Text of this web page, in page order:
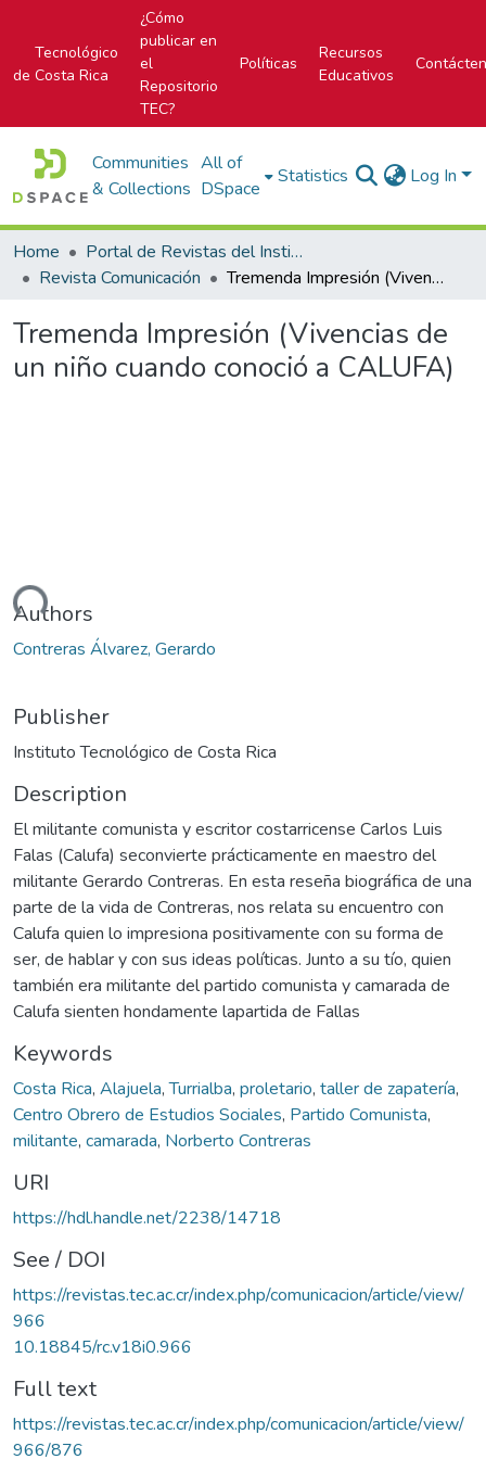
Tecnológico
de Costa Rica
¿Cómo
publicar en
el
Repositorio
TEC?
Políticas
Recursos
Educativos
Communities
& Collections
All of
DSpace
Statistics Log In
Home
Portal de Revistas del Instituto Tecnológico de Costa Rica
Revista Comunicación
Tremenda Impresión (Vivencias de un niño cuando conoció a CALUFA)
Tremenda Impresión (Vivencias de
un niño cuando conoció a CALUFA)
Authors
Contreras Álvarez, Gerardo
Publisher
Instituto Tecnológico de Costa Rica
Description
El militante comunista y escritor costarricense Carlos Luis
Falas (Calufa) seconvierte prácticamente en maestro del
militante Gerardo Contreras. En esta reseña biográfica de una
parte de la vida de Contreras, nos relata su encuentro con
Calufa quien lo impresiona positivamente con su forma de
ser, de hablar y con sus ideas políticas. Junto a su tío, quien
también era militante del partido comunista y camarada de
Calufa sienten hondamente lapartida de Fallas
Keywords
Costa Rica, Alajuela,Turrialba, proletario, taller de zapatería,
Centro Obrero de Estudios Sociales, Partido Comunista,
militante, camarada, Norberto Contreras
URI
https://hdl.handle.net/2238/14718
See / DOI
https://revistas.tec.ac.cr/index.php/comunicacion/article/view/
966
10.18845/rc.v18i0.966
Full text
https://revistas.tec.ac.cr/index.php/comunicacion/article/view/
966/876